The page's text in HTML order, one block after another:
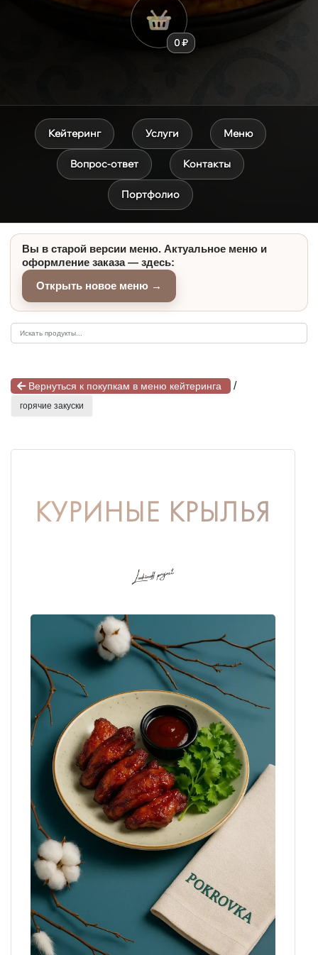
0 ₽
Кейтеринг Услуги Меню
Вопрос-ответ Контакты
Портфолио
Вы в старой версии меню. Актуальное меню и
оформление заказа — здесь:
Открыть новое меню →
Вернуться к покупкам в меню кейтеринга /
горячие закуски
КУРИНЫЕ КРЫЛЬЯ